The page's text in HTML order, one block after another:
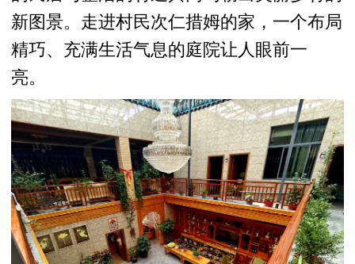
新图景。走进村民次仁措姆的家，一个布局
精巧、充满生活气息的庭院让人眼前一
亮。